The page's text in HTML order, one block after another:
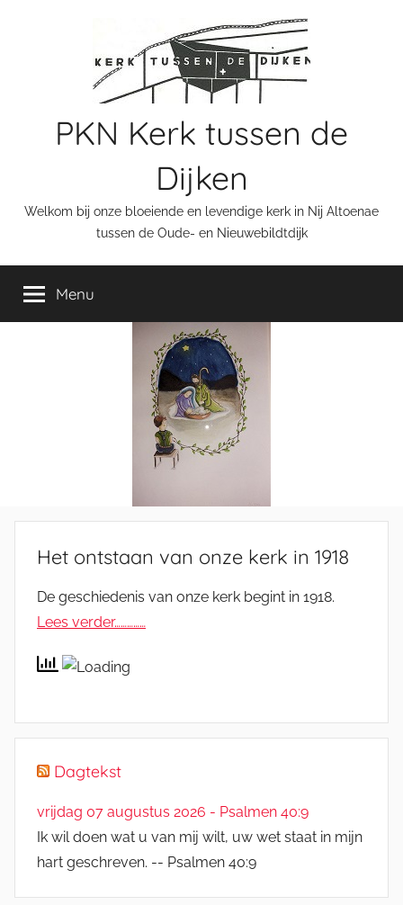
PKN Kerk tussen de
Dijken
Welkom bij onze bloeiende en levendige kerk in Nij Altoenae
tussen de Oude- en Nieuwebildtdijk
Menu
Het ontstaan van onze kerk in 1918
De geschiedenis van onze kerk begint in 1918.
Lees verder……………
Dagtekst
vrijdag 07 augustus 2026 - Psalmen 40:9
Ik wil doen wat u van mij wilt, uw wet staat in mijn
hart geschreven. -- Psalmen 40:9